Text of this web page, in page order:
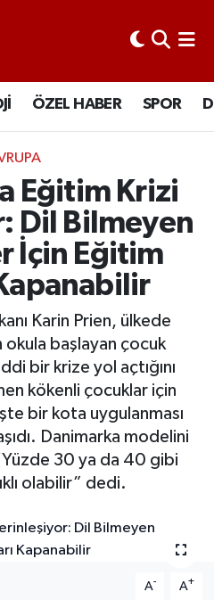
ÖZEL HABER SPOR
Eğitim Krizi
Dil Bilmeyen
İçin Eğitim
Karin Prien, ülkede
başlayan çocuk
bir krize yol açtığını
kökenli çocuklar için
bir kota uygulanması
Danimarka modelini
30 ya da 40 gibi
olabilir” dedi.
A- A+